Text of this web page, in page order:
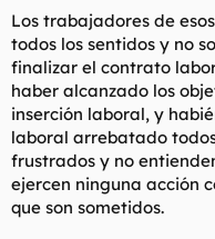
Los trabajadores de
todos los sentidos y no
finalizar el contrato
haber alcanzado los
inserción laboral, y
laboral arrebatado
frustrados y no
ejercen ninguna acción
que son sometidos.